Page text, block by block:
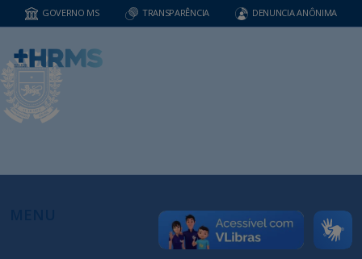
GOVERNO MS TRANSPARÊNCIA DENUNCIA ANÔNIMA